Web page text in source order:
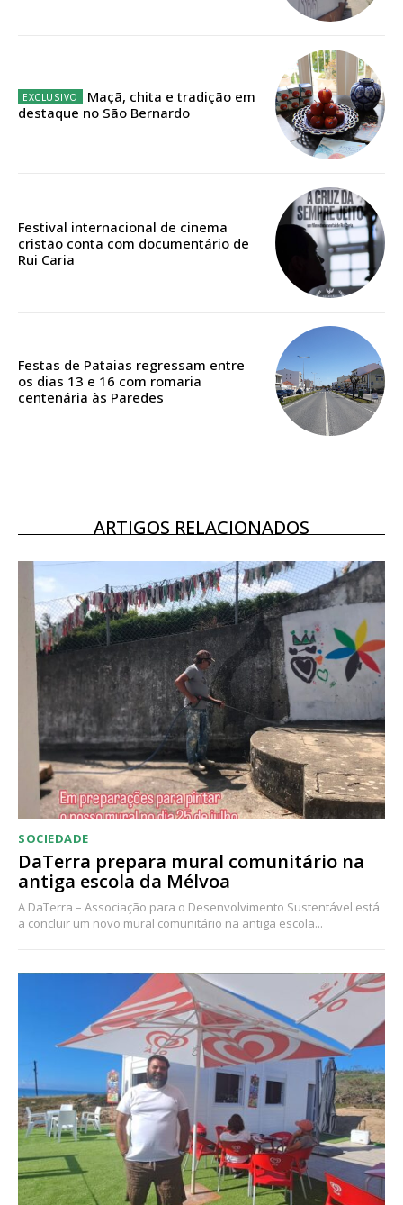
Edição em papel entregue à Quinta-feira em sua
casa
ASSINATURA
DIGITAL ANUAL
Acesso aos conteúdos Exclusivos para
assinantes
Ofertas para assinatura anual
Escolha o plano
Maçã, chita e tradição em
destaque no São Bernardo
Festival internacional de cinema
cristão conta com documentário de
Rui Caria
Festas de Pataias regressam entre
os dias 13 e 16 com romaria
centenária às Paredes
ARTIGOS RELACIONADOS
SOCIEDADE
DaTerra prepara mural comunitário na
antiga escola da Mélvoa
A DaTerra – Associação para o Desenvolvimento Sustentável está
a concluir um novo mural comunitário na antiga escola...